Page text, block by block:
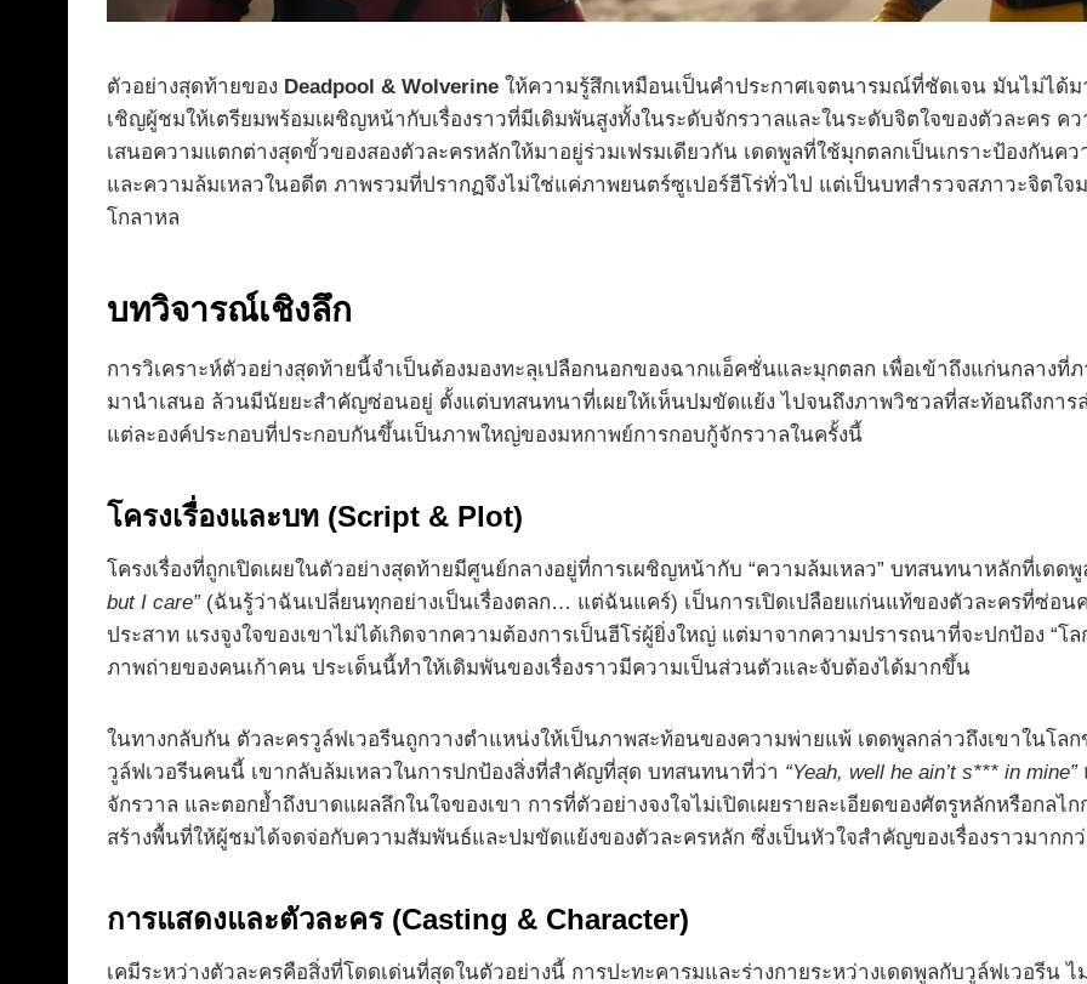
ตัวอย่างสุดท้ายของ Deadpool & Wolverine ให้ความรู้สึกเหมือนเป็นคำประกาศเจตนารมณ์ที่ชัดเจน มันไม่ได้
เชิญผู้ชมให้เตรียมพร้อมเผชิญหน้ากับเรื่องราวที่มีเดิมพันสูงทั้งในระดับจักรวาลและในระดับจิตใจของตัวละคร
เสนอความแตกต่างสุดขั้วของสองตัวละครหลักให้มาอยู่ร่วมเฟรมเดียวกัน เดดพูลที่ใช้มุกตลกเป็นเกราะป้องกันค
และความล้มเหลวในอดีต ภาพรวมที่ปรากฏจึงไม่ใช่แค่ภาพยนตร์ซูเปอร์ฮีโร่ทั่วไป แต่เป็นบทสำรวจสภาวะจิตใ
โกลาหล
บทวิจารณ์เชิงลึก
การวิเคราะห์ตัวอย่างสุดท้ายนี้จำเป็นต้องมองทะลุเปลือกนอกของฉากแอ็คชั่นและมุกตลก เพื่อเข้าถึงแก่นกลางที่
มานำเสนอ ล้วนมีนัยยะสำคัญซ่อนอยู่ ตั้งแต่บทสนทนาที่เผยให้เห็นปมขัดแย้ง ไปจนถึงภาพวิชวลที่สะท้อนถึงการ
แต่ละองค์ประกอบที่ประกอบกันขึ้นเป็นภาพใหญ่ของมหกาพย์การกอบกู้จักรวาลในครั้งนี้
โครงเรื่องและบท (Script & Plot)
โครงเรื่องที่ถูกเปิดเผยในตัวอย่างสุดท้ายมีศูนย์กลางอยู่ที่การเผชิญหน้ากับ “ความล้มเหลว” บทสนทนาหลักที่เดด
but I care”(ฉันรู้ว่าฉันเปลี่ยนทุกอย่างเป็นเรื่องตลก… แต่ฉันแคร์) เป็นการเปิดเปลือยแก่นแท้ของตัวละครที่ซ่อน
ประสาท แรงจูงใจของเขาไม่ได้เกิดจากความต้องการเป็นฮีโร่ผู้ยิ่งใหญ่ แต่มาจากความปรารถนาที่จะปกป้อง “โล
ภาพถ่ายของคนเก้าคน ประเด็นนี้ทำให้เดิมพันของเรื่องราวมีความเป็นส่วนตัวและจับต้องได้มากขึ้น
ในทางกลับกัน ตัวละครวูล์ฟเวอรีนถูกวางตำแหน่งให้เป็นภาพสะท้อนของความพ่ายแพ้ เดดพูลกล่าวถึงเขาในโลก
วูล์ฟเวอรีนคนนี้ เขากลับล้มเหลวในการปกป้องสิ่งที่สำคัญที่สุด บทสนทนาที่ว่า “Yeah, well he ain’t s*** in mine”
จักรวาล และตอกย้ำถึงบาดแผลลึกในใจของเขา การที่ตัวอย่างจงใจไม่เปิดเผยรายละเอียดของศัตรูหลักหรือกล
สร้างพื้นที่ให้ผู้ชมได้จดจ่อกับความสัมพันธ์และปมขัดแย้งของตัวละครหลัก ซึ่งเป็นหัวใจสำคัญของเรื่องราวมากก
การแสดงและตัวละคร (Casting & Character)
เคมีระหว่างตัวละครคือสิ่งที่โดดเด่นที่สุดในตัวอย่างนี้ การปะทะคารมและร่างกายระหว่างเดดพูลกับวูล์ฟเวอรีน